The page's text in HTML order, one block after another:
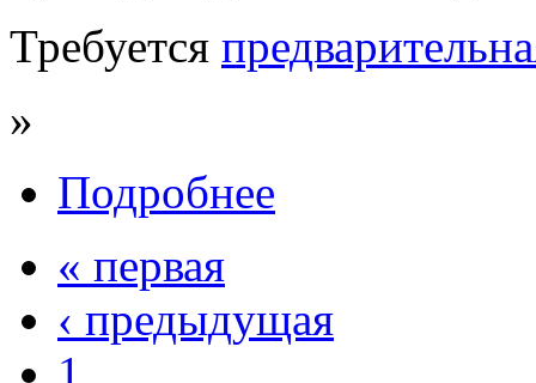
Требуется
»
Подробнее
« первая
‹ предыдущая
1